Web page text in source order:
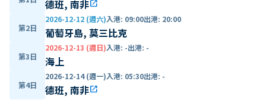
德班, 南非open_in_new
第2日
2026-12-12 (週六)入港: 09:00出港: 20:00
葡萄牙島, 莫三比克
第3日
2026-12-13 (週日)入港: -出港: -
海上
第4日
2026-12-14 (週一)入港: 05:30出港: -
德班, 南非open_in_new